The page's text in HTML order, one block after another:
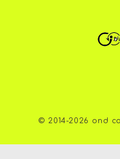
©︎ 2014-2026 ond